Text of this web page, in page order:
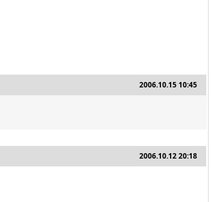
2006.10.15 10:45
2006.10.12 20:18